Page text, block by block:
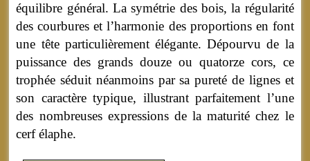
équilibre général. La symétrie des bois, la régularité
des courbures et l’harmonie des proportions en font
une tête particulièrement élégante. Dépourvu de la
puissance des grands douze ou quatorze cors, ce
trophée séduit néanmoins par sa pureté de lignes et
son caractère typique, illustrant parfaitement l’une
des nombreuses expressions de la maturité chez le
cerf élaphe.